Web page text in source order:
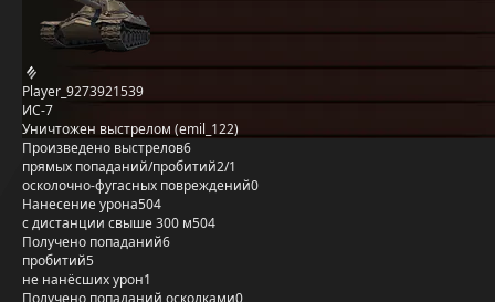
Player_9273921539
ИС-7
Уничтожен выстрелом (emil_122)
Произведено выстрелов6
прямых попаданий/пробитий2/1
осколочно-фугасных повреждений0
Нанесение урона504
с дистанции свыше 300 м504
Получено попаданий6
пробитий5
не нанёсших урон1
Получено попаданий осколками0